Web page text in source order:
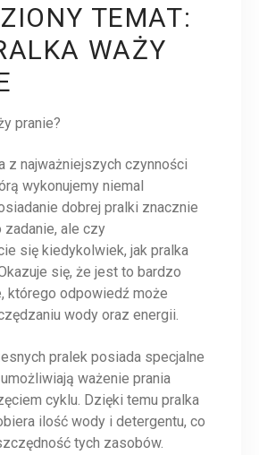
TEMAT:
WAŻY
pranie?
z najważniejszych czynności
wykonujemy niemal
dobrej pralki znacznie
zadanie, ale czy
się kiedykolwiek, jak pralka
się, że jest to bardzo
którego odpowiedź może
wody oraz energii.
pralek posiada specjalne
ważenie prania
cyklu. Dzięki temu pralka
ilość wody i detergentu, co
tych zasobów.